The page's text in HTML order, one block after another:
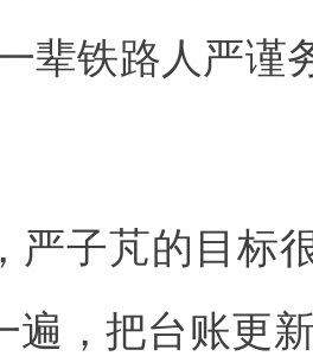
辈铁路人严谨
严子芃的目标
遍，把台账更